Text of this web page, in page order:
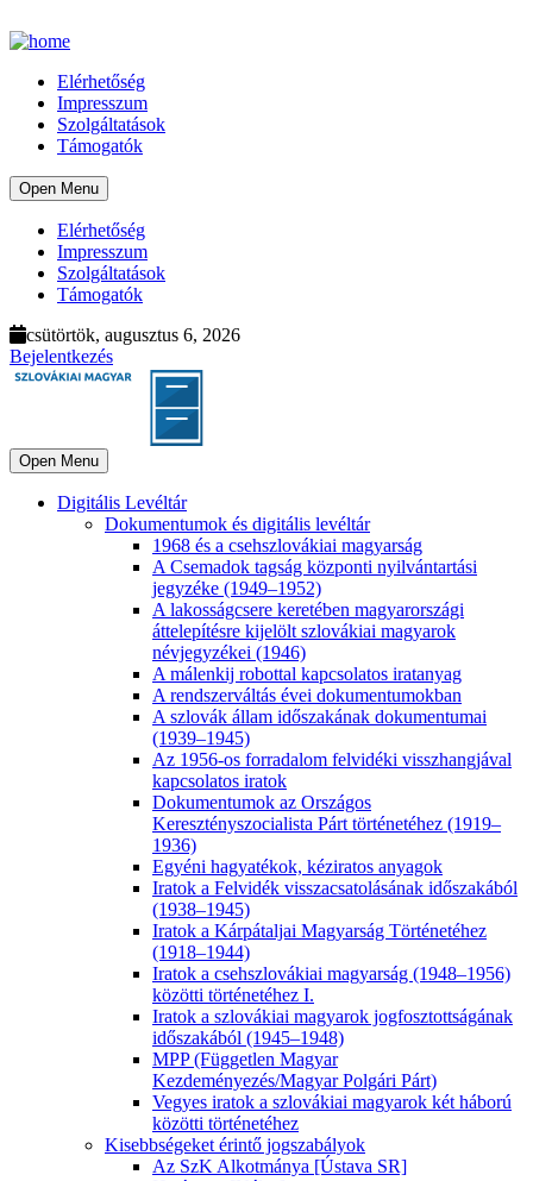
Elérhetőség
Impresszum
Szolgáltatások
Támogatók
Open Menu
Elérhetőség
Impresszum
Szolgáltatások
Támogatók
csütörtök, augusztus 6, 2026
Bejelentkezés
Open Menu
Digitális Levéltár
Dokumentumok és digitális levéltár
1968 és a csehszlovákiai magyarság
A Csemadok tagság központi nyilvántartási
jegyzéke (1949–1952)
A lakosságcsere keretében magyarországi
áttelepítésre kijelölt szlovákiai magyarok
névjegyzékei (1946)
A málenkij robottal kapcsolatos iratanyag
A rendszerváltás évei dokumentumokban
A szlovák állam időszakának dokumentumai
(1939–1945)
Az 1956-os forradalom felvidéki visszhangjával
kapcsolatos iratok
Dokumentumok az Országos
Keresztényszocialista Párt történetéhez (1919–
1936)
Egyéni hagyatékok, kéziratos anyagok
Iratok a Felvidék visszacsatolásának időszakából
(1938–1945)
Iratok a Kárpátaljai Magyarság Történetéhez
(1918–1944)
Iratok a csehszlovákiai magyarság (1948–1956)
közötti történetéhez I.
Iratok a szlovákiai magyarok jogfosztottságának
időszakából (1945–1948)
MPP (Független Magyar
Kezdeményezés/Magyar Polgári Párt)
Vegyes iratok a szlovákiai magyarok két háború
közötti történetéhez
Kisebbségeket érintő jogszabályok
Az SzK Alkotmánya [Ústava SR]